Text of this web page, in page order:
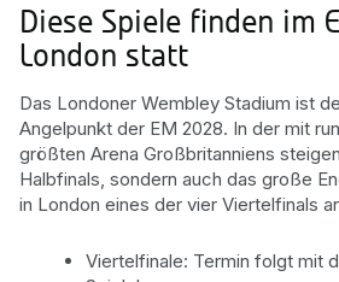
Diese Spiele finden im
London statt
Das Londoner Wembley Stadium ist
Angelpunkt der EM 2028. In der mit
größten Arena Großbritanniens
Halbfinals, sondern auch das große
in London eines der vier Viertelfinals
Viertelfinale: Termin folgt mit